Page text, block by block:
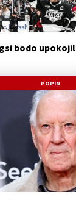
bodo
POPIN